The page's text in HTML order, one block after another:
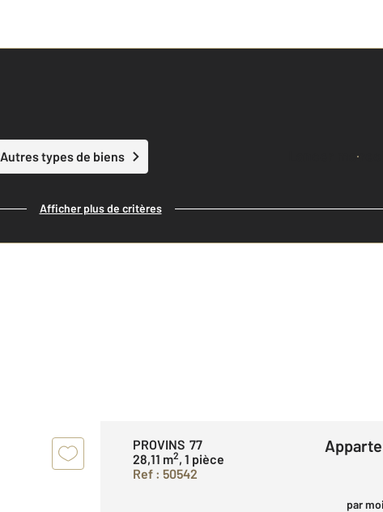
Autres types de biens Lancer ma
Afficher plus de critères
PROVINS 77
28,11 m2, 1 pièce
Ref : 50542
par